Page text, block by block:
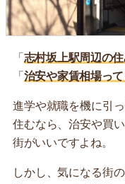
「 志村坂上駅周辺の
「 治安や家賃相場っ
進学や就職を機に引
住むなら、治安や買
街がいいですよね。
しかし、気になる街